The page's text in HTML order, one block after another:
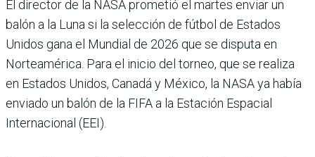
El director de la NASA prometió el martes enviar un
balón a la Luna si la selección de fútbol de Estados
Unidos gana el Mundial de 2026 que se disputa en
Norteamérica. Para el inicio del torneo, que se realiza
en Estados Unidos, Canadá y México, la NASA ya había
enviado un balón de la FIFA a la Estación Espacial
Internacional (EEI).